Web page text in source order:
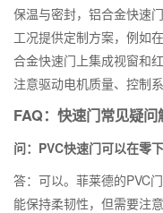
保温与密封，铝合金快速
工况提供定制方案，例如
合金快速门上集成视窗和
注意驱动电机质量、控制
FAQ：快速门常见疑问
问：PVC快速门可以在零
答：可以。菲莱德的PVC
能保持柔韧性，但需要注